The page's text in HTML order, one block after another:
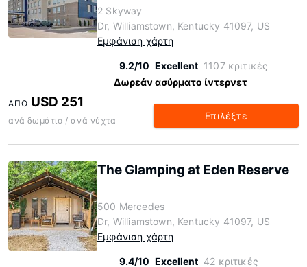
2 Skyway
Dr, Williamstown, Kentucky 41097, US
Εμφάνιση χάρτη
9.2/10 Excellent 1107 κριτικές
Δωρεάν ασύρματο ίντερνετ
ΑΠΌ USD 251
ανά δωμάτιο / ανά νύχτα Επιλέξτε
The Glamping at Eden Reserve
500 Mercedes
Dr, Williamstown, Kentucky 41097, US
Εμφάνιση χάρτη
9.4/10 Excellent 42 κριτικές